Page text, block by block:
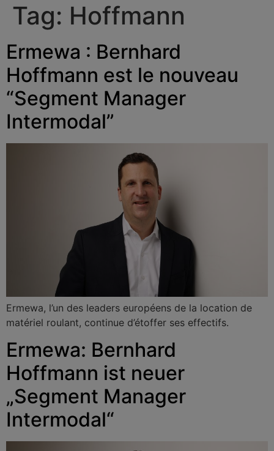
Tag: Hoffmann
Ermewa : Bernhard
Hoffmann est le nouveau
“Segment Manager
Intermodal”
Ermewa, l’un des leaders européens de la location de
matériel roulant, continue d’étoffer ses effectifs.
Ermewa: Bernhard
Hoffmann ist neuer
„Segment Manager
Intermodal“